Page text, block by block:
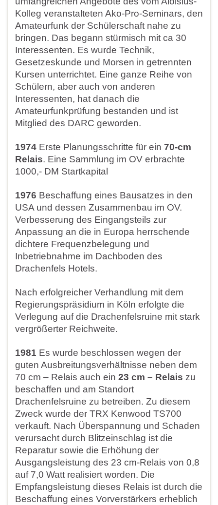
Kolleg veranstalteten Ako-Pro-Seminars, den
Amateurfunk der Schülerschaft nahe zu
bringen. Das begann stürmisch mit ca 30
Interessenten. Es wurde Technik,
Gesetzeskunde und Morsen in getrennten
Kursen unterrichtet. Eine ganze Reihe von
Schülern, aber auch von anderen
Interessenten, hat danach die
Amateurfunkprüfung bestanden und ist
Mitglied des DARC geworden.
1974 Erste Planungsschritte für ein 70-cm
Relais. Eine Sammlung im OV erbrachte
1000,- DM Startkapital
1976 Beschaffung eines Bausatzes in den
USA und dessen Zusammenbau im OV.
Verbesserung des Eingangsteils zur
Anpassung an die in Europa herrschende
dichtere Frequenzbelegung und
Inbetriebnahme im Dachboden des
Drachenfels Hotels.
Nach erfolgreicher Verhandlung mit dem
Regierungspräsidium in Köln erfolgte die
Verlegung auf die Drachenfelsruine mit stark
vergrößerter Reichweite.
1981 Es wurde beschlossen wegen der
guten Ausbreitungsverhältnisse neben dem
70 cm – Relais auch ein 23 cm – Relais zu
beschaffen und am Standort
Drachenfelsruine zu betreiben. Zu diesem
Zweck wurde der TRX Kenwood TS700
verkauft. Nach Überspannung und Schaden
verursacht durch Blitzeinschlag ist die
Reparatur sowie die Erhöhung der
Ausgangsleistung des 23 cm-Relais von 0,8
auf 7,0 Watt realisiert worden. Die
Empfangsleistung dieses Relais ist durch die
Beschaffung eines Vorverstärkers erheblich